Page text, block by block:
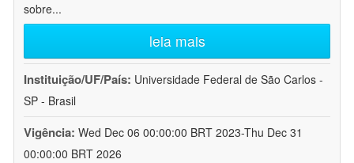
sobre...
leia mais
Instituição/UF/País: Universidade Federal de São Carlos -
SP - Brasil
Vigência: Wed Dec 06 00:00:00 BRT 2023-Thu Dec 31
00:00:00 BRT 2026